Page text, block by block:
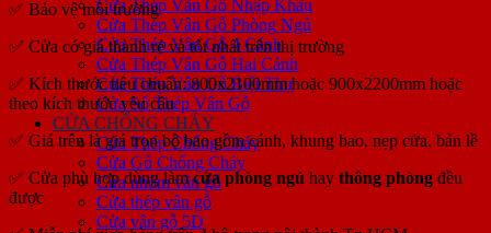
Cửa Thép Vân Gỗ Nhập Khẩu
Cửa Thép Vân Gỗ Phòng Ngủ
Cửa Thép Vân Gỗ 4 Cánh
Cửa Thép Vân Gỗ Hai Cánh
Cửa Thép Vân Gỗ Biệt Thự
Cửa Sổ Thép Vân Gỗ
CỬA CHỐNG CHÁY
Cửa Thép Chống Cháy
Cửa Gỗ Chống Cháy
Cửa nhôm vân gỗ
Cửa thép vân gỗ
Cửa vân gỗ 5D
✅ Bảo vệ môi trường
✅ Cửa có giá thành rẻ và tốt nhất trên thị trường
✅ Kích thước tiêu chuẩn: 800x2100mm hoặc 900x2200mm hoặc
theo kích thước yêu cầu
✅ Giá trên là giá trọn bộ bao gồm cánh, khung bao, nẹp cửa, bản lề
✅ Cửa phù hợp dùng làmcửa phòng ngủ hay thông phòng đều
được